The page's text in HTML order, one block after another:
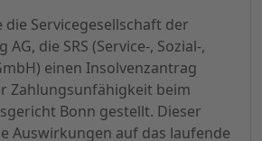
Servicegesellschaft der
die SRS (Service-, Sozial-,
einen Insolvenzantrag
Zahlungsunfähigkeit beim
Bonn gestellt. Dieser
Auswirkungen auf das laufende